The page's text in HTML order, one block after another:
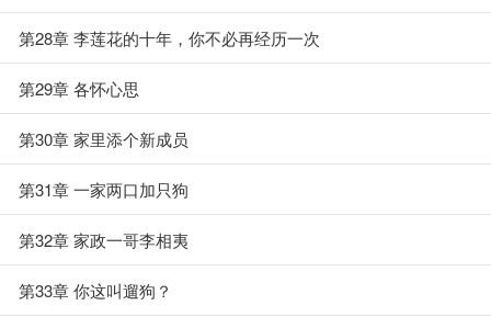
第28章 李莲花的十年，你不必再经历一次
第29章 各怀心思
第30章 家里添个新成员
第31章 一家两口加只狗
第32章 家政一哥李相夷
第33章 你这叫遛狗？